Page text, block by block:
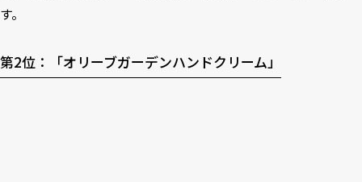
す。
第2位：「オリーブガーデンハンドクリーム」